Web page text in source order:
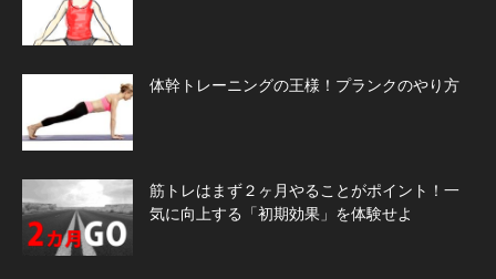
体幹トレーニングの王様！プランクのやり方
筋トレはまず２ヶ月やることがポイント！一
気に向上する「初期効果」を体験せよ